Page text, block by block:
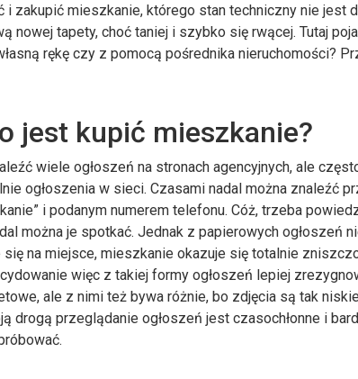
i zakupić mieszkanie, którego stan techniczny nie jest
nowej tapety, choć taniej i szybko się rwącej. Tutaj
rękę czy z pomocą pośrednika nieruchomości?
jest kupić mieszkanie?
wiele ogłoszeń na stronach agencyjnych, ale
ogłoszenia w sieci. Czasami nadal można znaleźć
i podanym numerem telefonu. Cóż, trzeba
można je spotkać. Jednak z papierowych
na miejsce, mieszkanie okazuje się totalnie
więc z takiej formy ogłoszeń lepiej
ale z nimi też bywa różnie, bo zdjęcia są tak
drogą przeglądanie ogłoszeń jest czasochłonne i